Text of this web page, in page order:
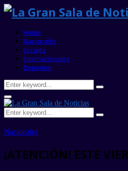
Home
Nacionales
Locales
Internacionales
Deportes
Search
for:
Search
Primary
Menu
Search
for:
Search
Nacionales
¡ATENCIÓN! ESTE